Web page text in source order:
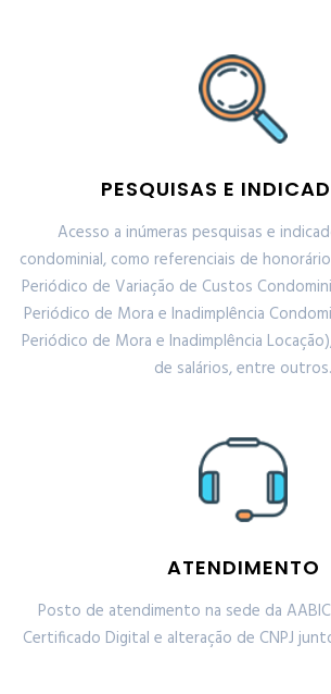
PESQUISAS E
Acesso a inúmeras pesquisas e
condominial, como referenciais de
Periódico de Variação de Custos
Periódico de Mora e Inadimplência
Periódico de Mora e Inadimplência
de salários, entre outros.
ATENDIMENTO
Posto de atendimento na sede da
Certificado Digital e alteração de CNPJ